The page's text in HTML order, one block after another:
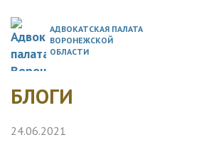
АДВОКАТСКАЯ ПАЛАТА
ВОРОНЕЖСКОЙ
ОБЛАСТИ
БЛОГИ
24.06.2021